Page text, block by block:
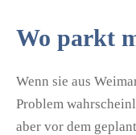
Wo parkt
Wenn sie aus
Problem
aber vor dem